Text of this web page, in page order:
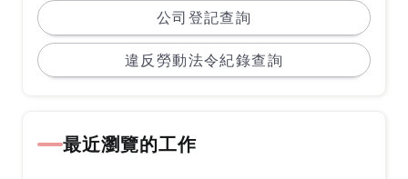
公司登記查詢
違反勞動法令紀錄查詢
最近瀏覽的工作